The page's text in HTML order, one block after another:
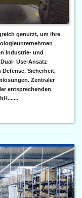
genutzt, um ihre
Industrie- und
Use-Ansatz
Sicherheit,
Zentraler
entsprechenden